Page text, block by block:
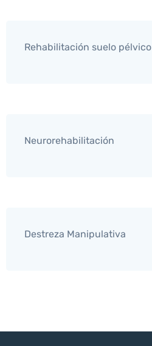
Rehabilitación suelo pélvico
Neurorehabilitación
Destreza Manipulativa